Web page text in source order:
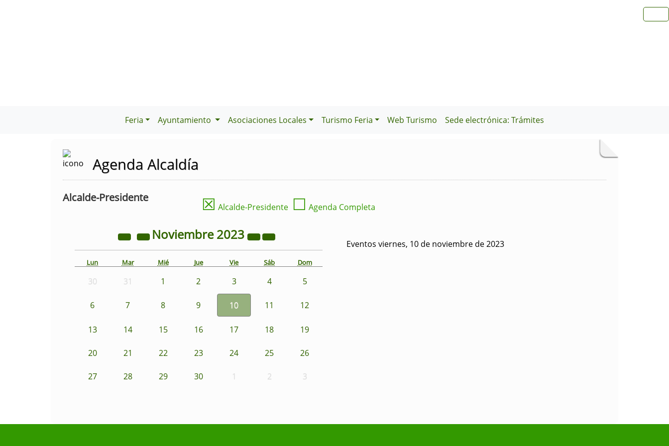
Feria Ayuntamiento Asociaciones Locales Turismo Feria Web Turismo Sede electrónica: Trámites
Agenda Alcaldía
Alcalde-Presidente ☒ Alcalde-Presidente ☐ Agenda Completa
Noviembre2023
Lun Mar Mié Jue Vie Sáb Dom
30 31 1 2 3 4 5
6 7 8 9 10 11 12
13 14 15 16 17 18 19
20 21 22 23 24 25 26
27 28 29 30 1 2 3
Eventos viernes, 10 de noviembre de 2023